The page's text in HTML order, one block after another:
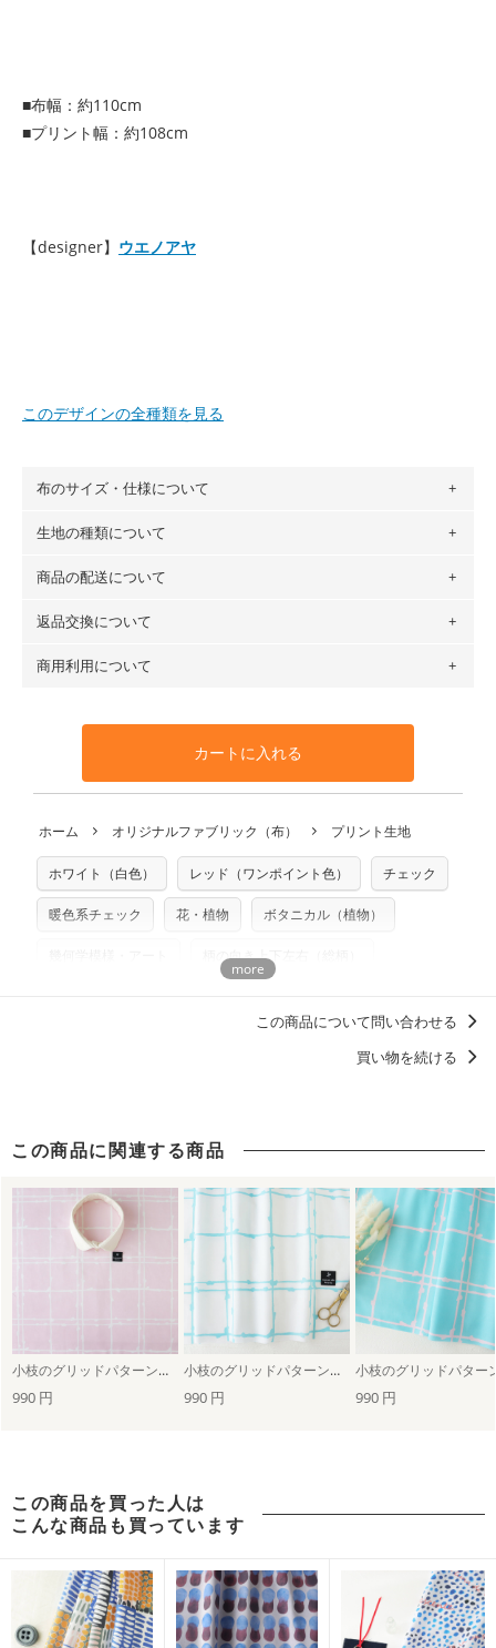
■布幅：約110cm
■プリント幅：約108cm
【designer】 ウエノアヤ
このデザインの全種類を見る
布のサイズ・仕様について
布の長さは50cm単位での販売になります。
場合 → 購入数量「7」
※カットを希望の方は備考欄に「50cmずつカット希望」など
ご記載ください（50cm単位でのカットのみ）
プリント布の仕様についてもっと詳しく見る
生地の種類について
・現在、すべてのデザインのプリントに使用している生地は
ットン（ダブルガーゼ）・100％コットン（ローン）・コッ
トンリネン（ビエラ織）・100％コットン（ツイル）・
100％コットン（キャンバス・11号帆布）です。
生地見本サンプル（無料）を購入する
商品の配送について
・ネコポスでの配送は、布は2mまで型紙は2個までとなりま
も送料の表示が600円となり宅急便での配送となります。
となります。
※万が一、検品時に不備が見つかった場合は、4～5営業日後
※土日祝は営業日に含まれません。
※配送日のご指定は承れません。出来上がり次第、順次発送
返品交換について
・布はご注文後に注文数量のみをプリントするため、
購入後
や用尺をお間違えのないようお願いします。思っていた色味
と違う、などの理由での返品は承れません。予めご了承くだ
商用利用について
利用いただけます。「nunocoto fabric使用」といった記載
も不要です。（製品化した際に起こる全ての問題、クレーム
いませんのでご了承ください）
※有料型紙（ホームソーイング型紙シリーズ）および柄がえ
らべるキットに付属された型紙は商用利用できませんのでご
注意ください。型紙自体の転用・販売および型紙を使用して
商用利用についての詳細はこちら
カートに入れる
ホーム オリジナルファブリック（布） プリント生地
ホワイト（白色） レッド（ワンポイント色） チェック
暖色系チェック 花・植物 ボタニカル（植物）
柄の向き上下左右（総柄）
この商品について問い合わせる
買い物を続ける
この商品に関連する商品
小枝のグリッドパターン（ピンク＆アイボリー） 小枝のグリッドパターン（アイボリー＆スカイブルー）
990 円 990 円 990 円
この商品を買った人は
こんな商品も買っています